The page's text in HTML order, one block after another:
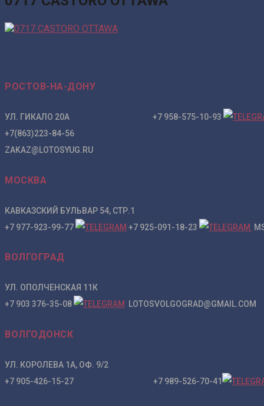
РОСТОВ-НА-ДОНУ
УЛ. ГИКАЛО 20А +7 958-575-10-93
+7(863)223-84-56
ZAKAZ@LOTOSYUG.RU
МОСКВА
КАВКАЗСКИЙ БУЛЬВАР 54, СТР.1
+7 977-923-99-77
+7 925-091-18-23
ВОЛГОГРАД
УЛ. ОПОЛЧЕНСКАЯ 11К
+7 903 376-35-08
LOTOSVOLGOGRAD@GMAIL.COM
ВОЛГОДОНСК
УЛ. КОРОЛЕВА 1А, ОФ. 9/2
+7 905-426-15-27 +7 989-526-70-41